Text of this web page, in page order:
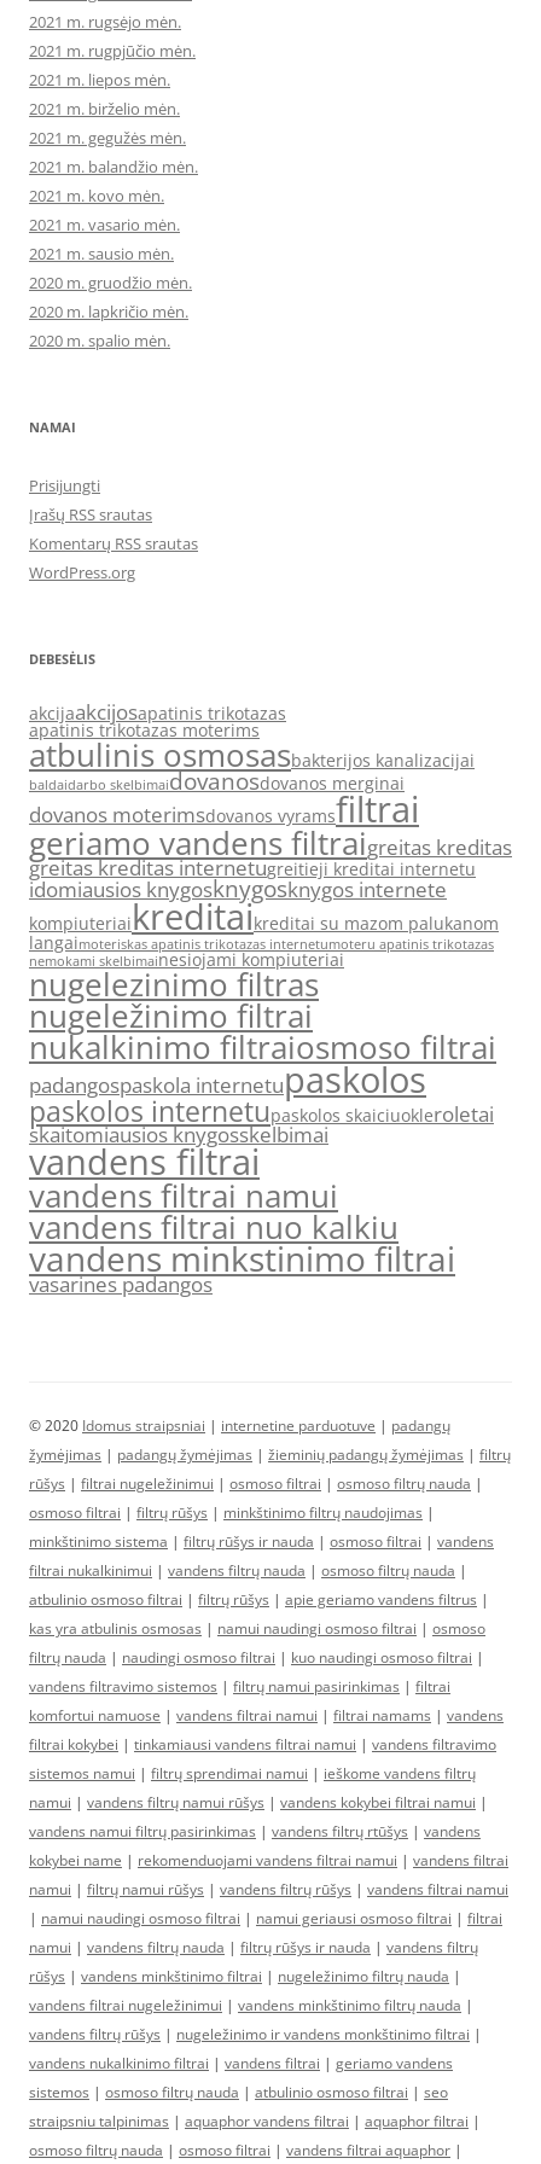
2021 m. rugsėjo mėn.
2021 m. rugpjūčio mėn.
2021 m. liepos mėn.
2021 m. birželio mėn.
2021 m. gegužės mėn.
2021 m. balandžio mėn.
2021 m. kovo mėn.
2021 m. vasario mėn.
2021 m. sausio mėn.
2020 m. gruodžio mėn.
2020 m. lapkričio mėn.
2020 m. spalio mėn.
NAMAI
Prisijungti
Įrašų RSS srautas
Komentarų RSS srautas
WordPress.org
DEBESĖLIS
akcijaakcijosapatinis trikotazas
apatinis trikotazas moterims
atbulinis osmosasbakterijos kanalizacijai
baldaidarbo skelbimaidovanosdovanos merginai
dovanos moterimsdovanos vyramsfiltrai
geriamo vandens filtraigreitas kreditas
greitas kreditas internetugreitieji kreditai internetu
idomiausios knygosknygosknygos internete
kompiuteriaikreditaikreditai su mazom palukanom
langaimoteriskas apatinis trikotazas internetumoteru apatinis trikotazas
nemokami skelbimainesiojami kompiuteriai
nugelezinimo filtras
nugeležinimo filtrai
nukalkinimo filtraiosmoso filtrai
padangospaskola internetupaskolos
paskolos internetupaskolos skaiciuokleroletai
skaitomiausios knygosskelbimai
vandens filtrai
vandens filtrai namui
vandens filtrai nuo kalkiu
vandens minkstinimo filtrai
vasarines padangos
© 2020 Idomus straipsniai | internetine parduotuve | padangų
žymėjimas | padangų žymėjimas | žieminių padangų žymėjimas | filtrų
rūšys | filtrai nugeležinimui | osmoso filtrai | osmoso filtrų nauda |
osmoso filtrai | filtrų rūšys | minkštinimo filtrų naudojimas |
minkštinimo sistema | filtrų rūšys ir nauda | osmoso filtrai | vandens
filtrai nukalkinimui | vandens filtrų nauda | osmoso filtrų nauda |
atbulinio osmoso filtrai | filtrų rūšys | apie geriamo vandens filtrus |
kas yra atbulinis osmosas | namui naudingi osmoso filtrai | osmoso
filtrų nauda | naudingi osmoso filtrai | kuo naudingi osmoso filtrai |
vandens filtravimo sistemos | filtrų namui pasirinkimas | filtrai
komfortui namuose | vandens filtrai namui | filtrai namams | vandens
filtrai kokybei | tinkamiausi vandens filtrai namui | vandens filtravimo
sistemos namui | filtrų sprendimai namui | ieškome vandens filtrų
namui | vandens filtrų namui rūšys | vandens kokybei filtrai namui |
vandens namui filtrų pasirinkimas | vandens filtrų rtūšys | vandens
kokybei name | rekomenduojami vandens filtrai namui | vandens filtrai
namui | filtrų namui rūšys | vandens filtrų rūšys | vandens filtrai namui
| namui naudingi osmoso filtrai | namui geriausi osmoso filtrai | filtrai
namui | vandens filtrų nauda | filtrų rūšys ir nauda | vandens filtrų
rūšys | vandens minkštinimo filtrai | nugeležinimo filtrų nauda |
vandens filtrai nugeležinimui | vandens minkštinimo filtrų nauda |
vandens filtrų rūšys | nugeležinimo ir vandens monkštinimo filtrai |
vandens nukalkinimo filtrai | vandens filtrai | geriamo vandens
sistemos | osmoso filtrų nauda | atbulinio osmoso filtrai | seo
straipsniu talpinimas | aquaphor vandens filtrai | aquaphor filtrai |
osmoso filtrų nauda | osmoso filtrai | vandens filtrai aquaphor |